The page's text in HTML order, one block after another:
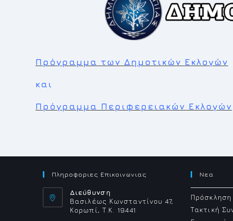
Πρόγραμμα των Δημοτικών Εκλογών
και
Πρόγραμμα Περιφερειακών Εκλογών
Πληροφοριες Επικοινωνιας
Διεύθυνση
Βασιλέως Κωνσταντίνου 47,
Κορωπί, Τ.Κ. 19441
Νεα
Τακτική